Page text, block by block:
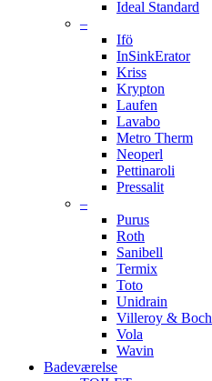
Ideal Standard
–
Ifö
InSinkErator
Kriss
Krypton
Laufen
Lavabo
Metro Therm
Neoperl
Pettinaroli
Pressalit
–
Purus
Roth
Sanibell
Termix
Toto
Unidrain
Villeroy & Boch
Vola
Wavin
Badeværelse